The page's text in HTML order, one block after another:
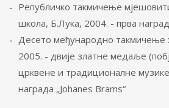
Републичко такмичење
школа, Б.Лука, 2004. - прва
Десето међународно такмичење
2005. - двије златне медаље
црквене и традиционалне
награда „Johanes Brams“